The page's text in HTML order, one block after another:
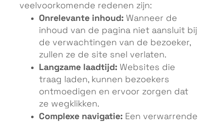
veelvoorkomende redenen zijn:
Onrelevante inhoud: Wanneer de
inhoud van de pagina niet aansluit bij
de verwachtingen van de bezoeker,
zullen ze de site snel verlaten.
Langzame laadtijd: Websites die
traag laden, kunnen bezoekers
ontmoedigen en ervoor zorgen dat
ze wegklikken.
Complexe navigatie: Een verwarrende